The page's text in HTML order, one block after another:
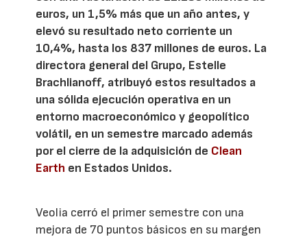
euros, un 1,5% más que un año antes, y
elevó su resultado neto corriente un
10,4%, hasta los 837 millones de euros. La
directora general del Grupo, Estelle
Brachlianoff, atribuyó estos resultados a
una sólida ejecución operativa en un
entorno macroeconómico y geopolítico
volátil, en un semestre marcado además
por el cierre de la adquisición de Clean
Earth en Estados Unidos.
Veolia cerró el primer semestre con una
mejora de 70 puntos básicos en su margen